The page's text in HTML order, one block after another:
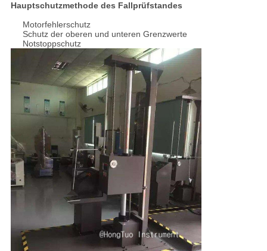
Hauptschutzmethode des Fallprüfstandes
Motorfehlerschutz
Schutz der oberen und unteren Grenzwerte
Notstoppschutz